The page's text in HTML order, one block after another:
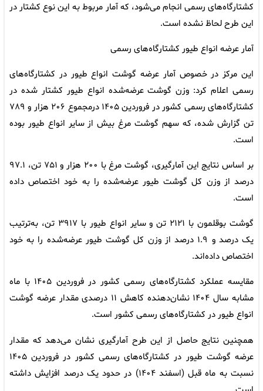
کشتارگاه‌های رسمی انجام می‌شود، که آمار مربوط به این نوع کشتار در
این طرح لحاظ نشده است.
آمار عرضه انواع طیور کشتارگاه‌های رسمی
این مرکز در خصوص آمار عرضه گوشت انواع طیور در کشتارگاه‌های
رسمی اعلام کرد: وزن گوشت عرضه‌شده انواع طیور کشتار شده در
کشتارگاه‌های رسمی کشور در فروردین ۱۴۰۵ درمجموع ۲۰۶ هزار و ۷۸۹
تن گزارش شده، که سهم گوشت مرغ بیش از سایر انواع طیور بوده
است.
بر اساس نتایج این آمارگیری، گوشت مرغ با ۲۰۰ هزار و ۷۵۱ تن، ۹۷.۱
درصد از وزن کل گوشت طیور عرضه‌شده را به خود اختصاص داده
است.
گوشت بوقلمون با ۲۱۲۱ تن و سایر انواع طیور با ۳۹۱۷ تن، به‌ترتیب
یک درصد و ۱.۹ درصد از وزن کل گوشت طیور عرضه‌شده را به خود
اختصاص داده‌اند.
مقایسه عملکرد کشتارگاه‌های رسمی کشور در فروردین ۱۴۰۵ با ماه
مشابه سال ۱۴۰۴ نشان‌دهنده کاهش ۱۱ درصدی مقدار عرضه گوشت
انواع طیور در کشتارگاه‌های رسمی کشور است.
همچنین نتایج حاصل از این طرح آمارگیری نشان می‌دهد که مقدار
عرضه گوشت طیور در کشتارگاه‌های رسمی کشور در فروردین ۱۴۰۵
نسبت به ماه قبل (اسفند ۱۴۰۴) در حدود یک درصد افزایش داشته